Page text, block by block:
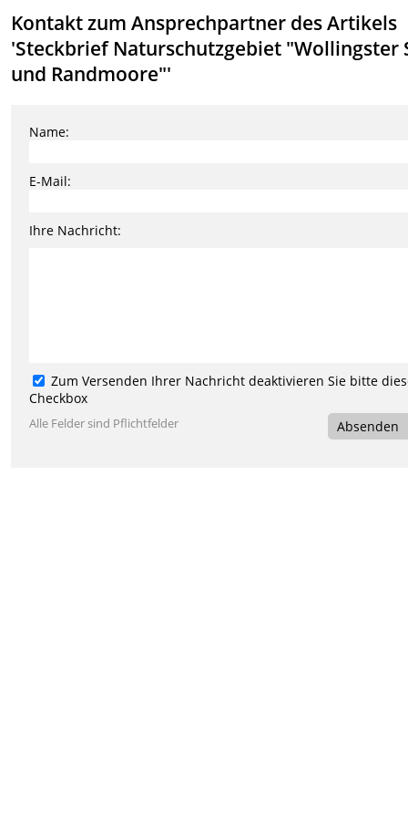
Kontakt zum Ansprechpartner des Artikels
'Steckbrief Naturschutzgebiet "Wollingster
und Randmoore"'
Name:
E-Mail:
Ihre Nachricht:
Zum Versenden Ihrer Nachricht deaktivieren Sie bitte
Checkbox
Alle Felder sind Pflichtfelder Absenden